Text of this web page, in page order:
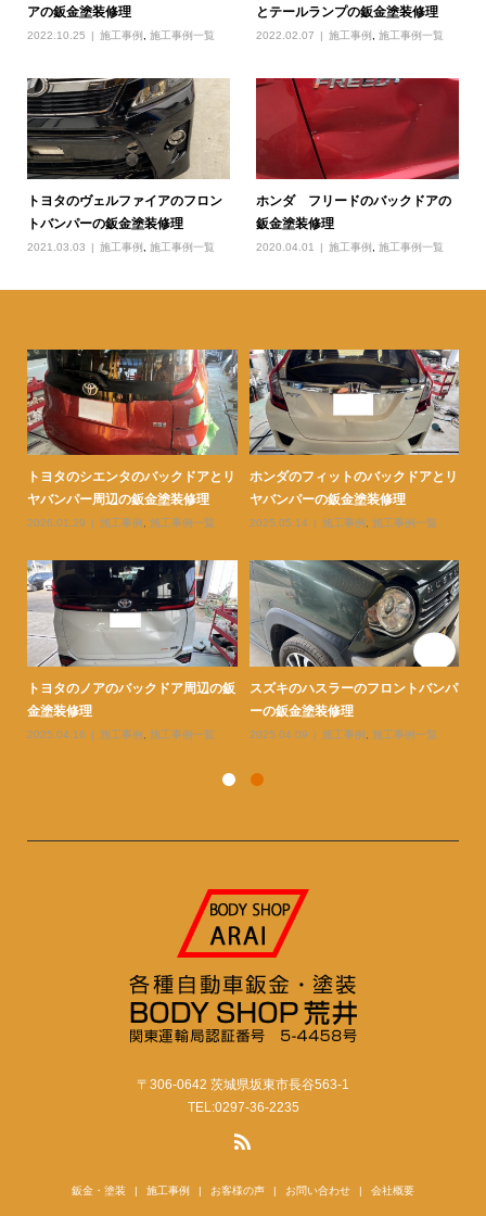
アの鈑金塗装修理
2022.10.25 施工事例 施工事例一覧
とテールランプの鈑金塗装修理
2022.02.07 施工事例 ,施工事例一覧
トヨタのヴェルファイアのフロン
トバンパーの鈑金塗装修理
2021.03.03 施工事例 施工事例一覧
ホンダ フリードのバックドアの
鈑金塗装修理
2020.04.01 施工事例 ,施工事例一覧
トヨタのシエンタのバックドアとリ
ヤバンパー周辺の鈑金塗装修理
2026.01.29 施工事例 施工事例一覧
ホンダのフィットのバックドアとリ
ヤバンパーの鈑金塗装修理
2025.05.14 施工事例 施工事例一覧
トヨタのノアのバックドア周辺の鈑
金塗装修理
2025.04.16 施工事例 施工事例一覧
スズキのハスラーのフロントバンパ
ーの鈑金塗装修理
2025.04.09 施工事例 施工事例一覧
〒306-0642 茨城県坂東市長谷563-1
TEL:0297-36-2235
鈑金・塗装 施工事例 お客様の声 お問い合わせ 会社概要